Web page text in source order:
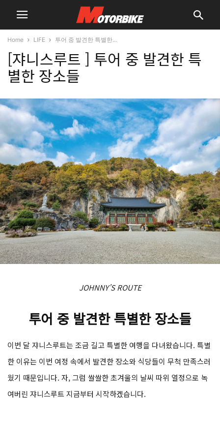
Home LIFE 투어 중 발견한 특별한...
[쟈니스루트 ] 투어 중 발견한 특
별한 장소들
JOHNNY’S ROUTE
투어 중 발견한 특별한 장소들
이번 달 쟈니스루트는 조금 길고 특별한 여행을 다녀왔습니다. 특별
한 이유는 이번 여정 속에서 발견한 장소와 식당들이 무척 만족스러
웠기 때문입니다. 자, 그럼 쌀쌀한 초겨울의 날씨 따위 열정으로 녹
여버린 쟈니스루트 지금부터 시작하겠습니다.